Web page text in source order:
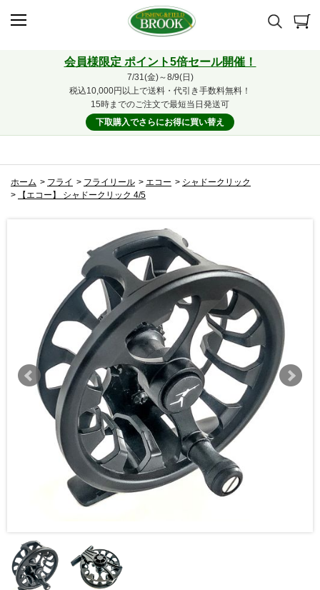
会員様限定 ポイント5倍セール開催！
7/31(金)～8/9(日)
税込10,000円以上で送料・代引き手数料無料！
15時までのご注文で最短当日発送可
下取購入でさらにお得に買い替え
ホーム > フライ > フライリール > エコー > シャドークリック
>
【エコー】 シャドークリック 4/5